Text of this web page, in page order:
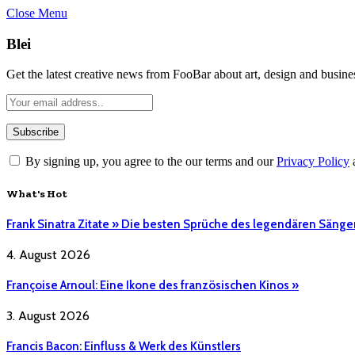
Close Menu
Blei
Get the latest creative news from FooBar about art, design and
By signing up, you agree to the our terms and ourPrivacy Policy
What's Hot
Frank Sinatra Zitate » Die besten Sprüche des legendären
4. August 2026
Françoise Arnoul: Eine Ikone des französischen Kinos »
3. August 2026
Francis Bacon: Einfluss & Werk des Künstlers